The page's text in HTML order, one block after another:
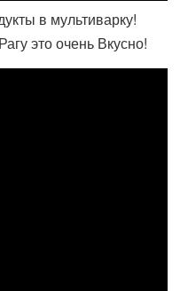
в мультиварку!
это очень Вкусно!